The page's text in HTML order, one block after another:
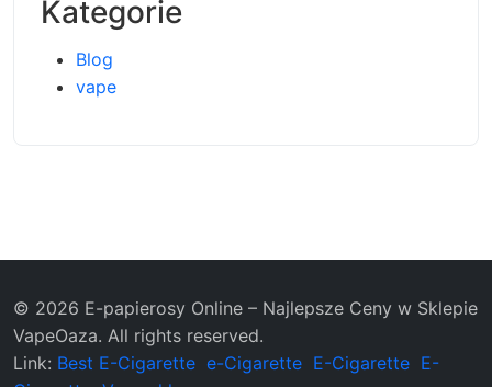
Kategorie
Blog
vape
© 2026 E-papierosy Online – Najlepsze Ceny w Sklepie
VapeOaza. All rights reserved.
Link: Best E-Cigarette e-Cigarette E-Cigarette E-